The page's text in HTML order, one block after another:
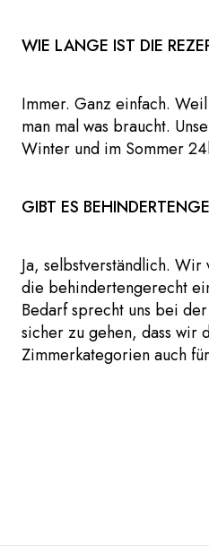
WIE LANGE IST DIE
Immer. Ganz einfach.
man mal was braucht.
Winter und im Sommer
GIBT ES
Ja, selbstverständlich.
die behindertengerecht
Bedarf sprecht uns bei
sicher zu gehen, dass wir
Zimmerkategorien auch